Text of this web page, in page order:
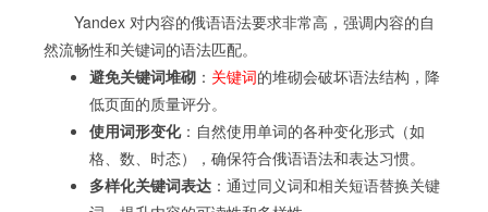
Yandex 对内容的俄语语法要求非常高，强调内容的自
然流畅性和关键词的语法匹配。
避免关键词堆砌 ： 关键词的堆砌会破坏语法结构，降
低页面的质量评分。
使用词形变化：自然使用单词的各种变化形式（如
格、数、时态），确保符合俄语语法和表达习惯。
多样化关键词表达 ：通过同义词和相关短语替换关键